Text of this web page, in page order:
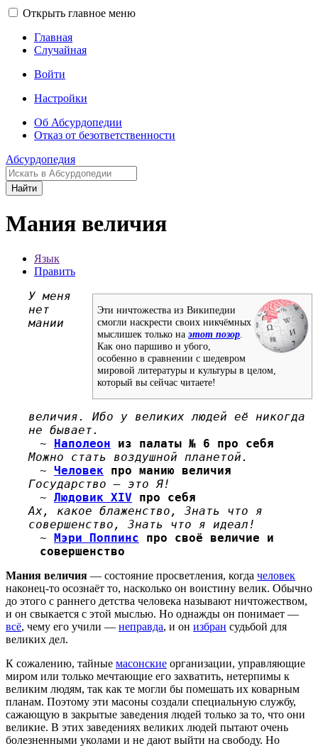
Открыть главное меню
Главная
Случайная
Войти
Настройки
Об Абсурдопедии
Отказ от безответственности
Абсурдопедия
Найти
Мания величия
Язык
Править
Эти ничтожества из Википедии
смогли наскрести своих никчёмных
мыслишек только наэтот позор
Как оно паршиво и убого,
особенно в сравнении с шедевром
мировой литературы и культуры в целом,
который вы сейчас читаете!
У меня
нет
мании
величия. Ибо у великих людей её никогда
не бывает.
~ Наполеон из палаты № 6 про себя
Можно стать воздушной планетой.
~ Человек про манию величия
Государство — это Я!
~ Людовик XIV про себя
Ах, какое блаженство, Знать что я
совершенство, Знать что я идеал!
~ Мэри Поппинс про своё величие и
совершенство
Мания величия — состояние просветления, когда человек
наконец-то осознаёт то, насколько он воистину велик. Обычно
до этого с раннего детства человека называют ничтожеством,
и он свыкается с этой мыслью. Но однажды он понимает —
всё, чему его учили — неправда, и он избран судьбой для
великих дел.
К сожалению, тайные масонские организации, управляющие
миром или только мечтающие его захватить, нетерпимы к
великим людям, так как те могли бы помешать их коварным
планам. Поэтому эти масоны создали специальную службу,
сажающую в закрытые заведения людей только за то, что они
великие. В этих заведениях великих людей пытают очень
болезненными уколами и не дают выйти на свободу. Но